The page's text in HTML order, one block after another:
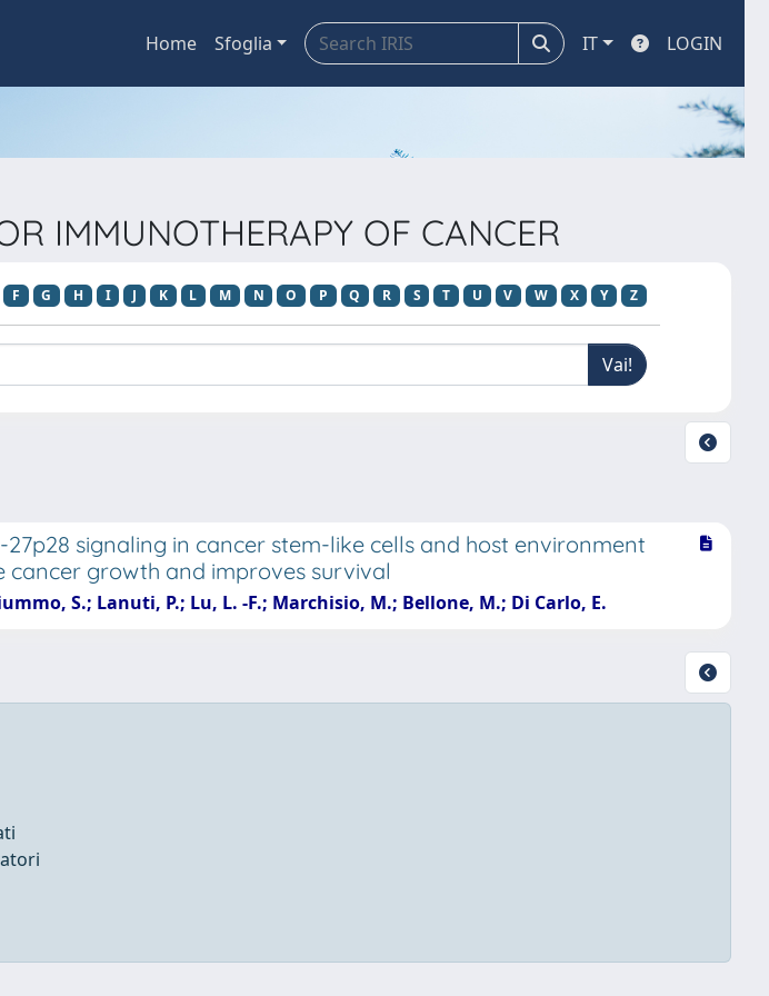
Home Sfoglia IT LOGIN
IMMUNOTHERAPY OF CANCER
F G H I J K L M N O P Q R S T U V W X Y Z
signaling in cancer stem-like cells and host environment
cancer growth and improves survival
S.; Lanuti, P.; Lu, L. -F.; Marchisio, M.; Bellone, M.; Di Carlo, E.